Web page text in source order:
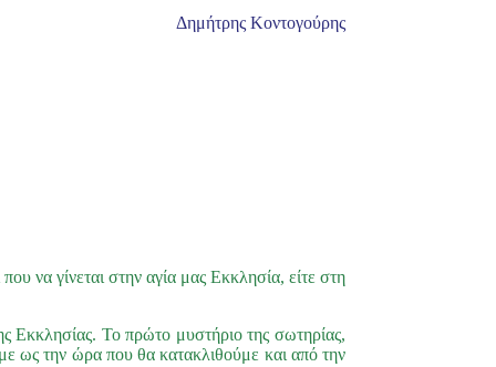
Δημήτρης Κοντογούρης
να γίνεται στην αγία μας Εκκλησία, είτε στη
Εκκλησίας. Το πρώτο μυστήριο της σωτηρίας,
ως την ώρα που θα κατακλιθούμε και από την